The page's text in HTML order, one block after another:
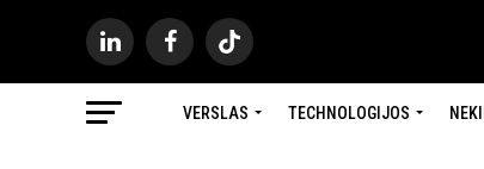
VERSLAS TECHNOLOGIJOS